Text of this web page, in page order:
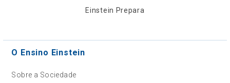
Einstein Prepara
O Ensino Einstein
Sobre a Sociedade